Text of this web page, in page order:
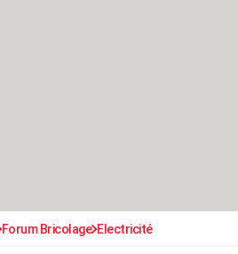
Forum Bricolage Electricité